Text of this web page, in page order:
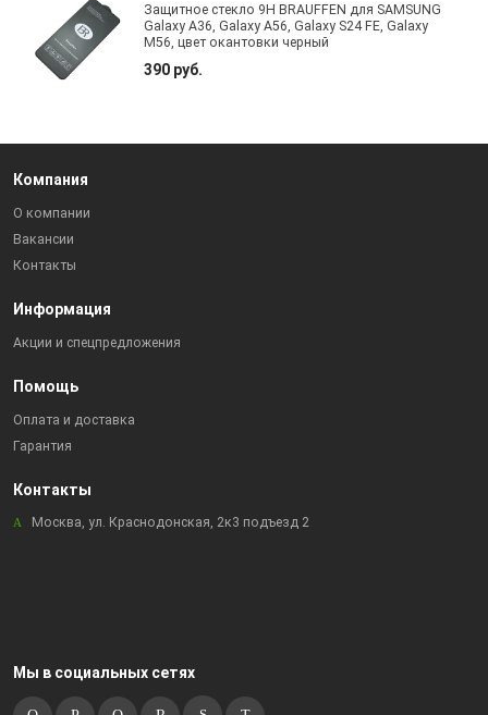
Защитное стекло 9H BRAUFFEN для SAMSUNG
Galaxy A36, Galaxy A56, Galaxy S24 FE, Galaxy
M56, цвет окантовки черный
390 руб.
Компания
О компании
Вакансии
Контакты
Информация
Акции и спецпредложения
Помощь
Оплата и доставка
Гарантия
Контакты
Москва, ул. Краснодонская, 2к3 подъезд 2
Мы в социальных сетях